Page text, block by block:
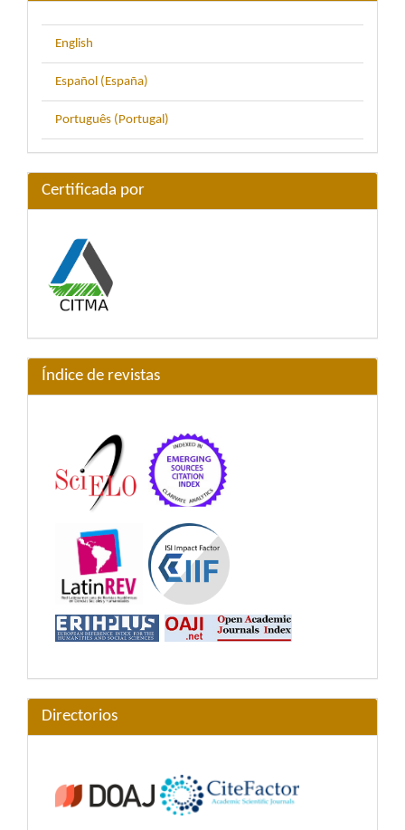
English
Español (España)
Português (Portugal)
Certificada por
Índice de revistas
Directorios